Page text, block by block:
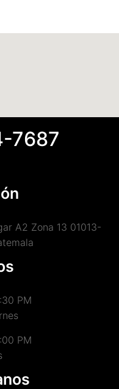
7687
A2 Zona 13 01013-
PM
PM